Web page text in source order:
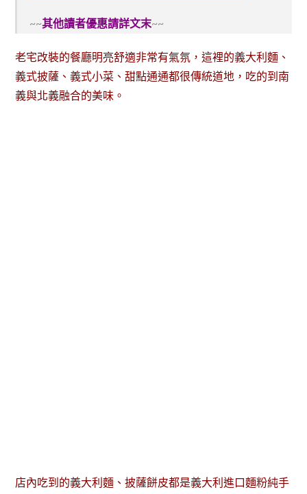
~~其他讀者優惠請詳文末~~
老宅改裝的餐廳明亮舒適非常有氣氛，這裡的義大利麵、
義式披薩、義式小菜、甜點通通都很傳統道地，吃的到南
義與北義融合的美味。
店內吃到的義大利麵、披薩餅皮都是義大利進口麵粉純手